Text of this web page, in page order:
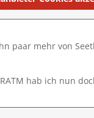
paar mehr von
hab ich nun